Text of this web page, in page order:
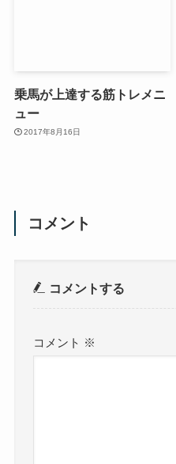
乗馬が上達する筋トレメニ
ュー
2017年8月16日
コメント
コメントする
コメント ※